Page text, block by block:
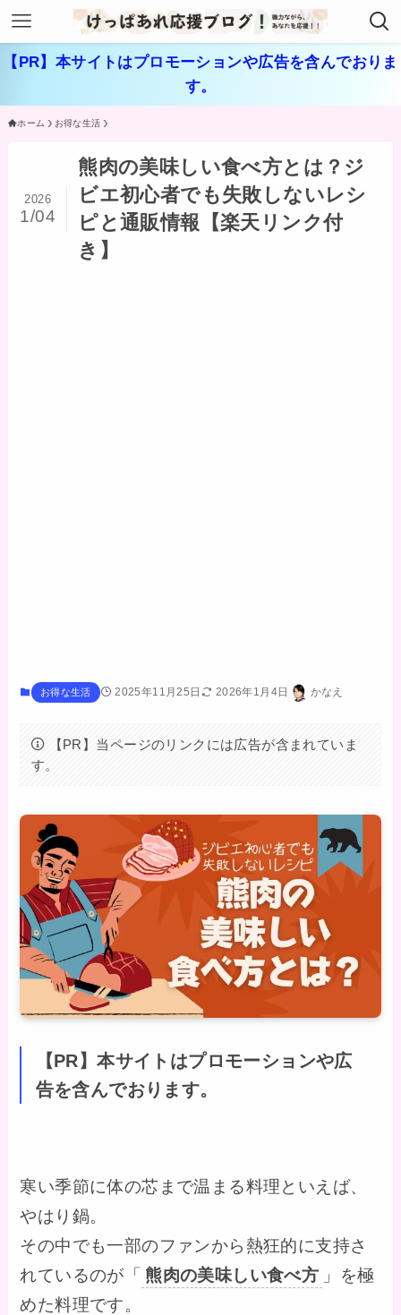
【PR】本サイトはプロモーションや広告を含んでおりま
す。
ホーム お得な生活
熊肉の美味しい食べ方とは？ジ
ビエ初心者でも失敗しないレシ
ピと通販情報【楽天リンク付
き】
2026
1/04
お得な生活 2025年11月25日 2026年1月4日 かなえ
【PR】当ページのリンクには広告が含まれていま
す。
【PR】本サイトはプロモーションや広
告を含んでおります。
寒い季節に体の芯まで温まる料理といえば、
やはり鍋。
その中でも一部のファンから熱狂的に支持さ
れているのが「 熊肉の美味しい食べ方 」を極
めた料理です。